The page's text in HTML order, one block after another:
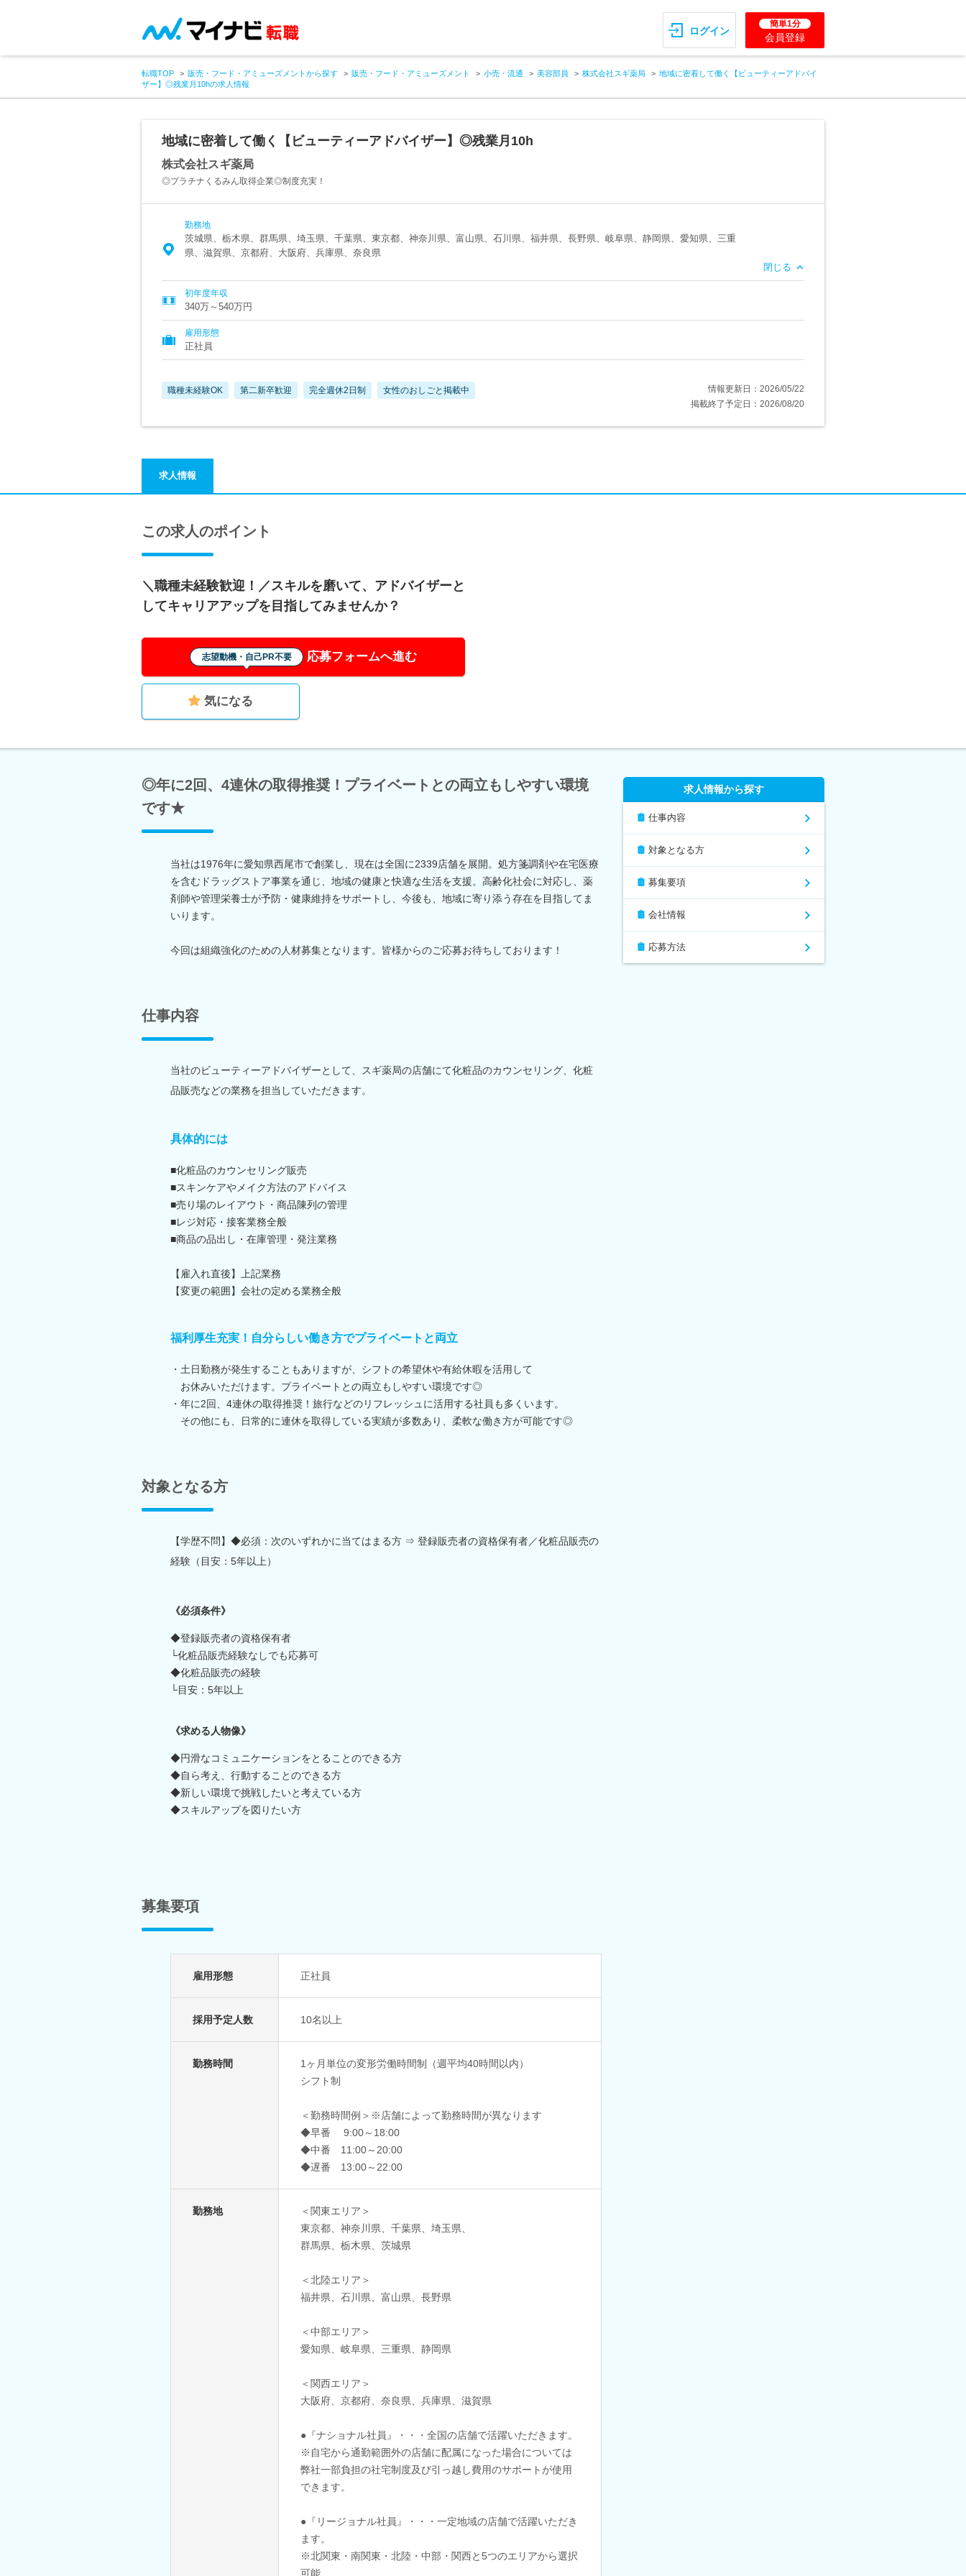
ログイン
簡単1分
会員登録
転職TOP 販売・フード・アミューズメントから探す 販売・フード・アミューズメント 小売・流通 美容部員 株式会社スギ薬局
地域に密着して働く【ビューティーアドバイ
ザー】◎残業月10hの求人情報
地域に密着して働く【ビューティーアドバイザー】◎残業月10h
株式会社スギ薬局
◎プラチナくるみん取得企業◎制度充実！
勤務地
茨城県、栃木県、群馬県、埼玉県、千葉県、東京都、神奈川県、富山県、石川県、福井県、長野県、岐阜県、静岡県、愛知県、三重
県、滋賀県、京都府、大阪府、兵庫県、奈良県
閉じる
初年度年収
340万～540万円
雇用形態
正社員
職種未経験OK 第二新卒歓迎 完全週休2日制 女性のおしごと掲載中
情報更新日：2026/05/22
掲載終了予定日：2026/08/20
求人情報
この求人のポイント
＼職種未経験歓迎！／スキルを磨いて、アドバイザーと
してキャリアアップを目指してみませんか？
志望動機・自己PR不要 応募フォームへ進む
気になる
◎年に2回、4連休の取得推奨！プライベートとの両立もしやすい環境
です★
当社は1976年に愛知県西尾市で創業し、現在は全国に2339店舗を展開。処方箋調剤や在宅医療
を含むドラッグストア事業を通じ、地域の健康と快適な生活を支援。高齢化社会に対応し、薬
剤師や管理栄養士が予防・健康維持をサポートし、今後も、地域に寄り添う存在を目指してま
いります。
今回は組織強化のための人材募集となります。皆様からのご応募お待ちしております！
仕事内容
当社のビューティーアドバイザーとして、スギ薬局の店舗にて化粧品のカウンセリング、化粧
品販売などの業務を担当していただきます。
具体的には
■化粧品のカウンセリング販売
■スキンケアやメイク方法のアドバイス
■売り場のレイアウト・商品陳列の管理
■レジ対応・接客業務全般
■商品の品出し・在庫管理・発注業務
【雇入れ直後】上記業務
【変更の範囲】会社の定める業務全般
福利厚生充実！自分らしい働き方でプライベートと両立
・土日勤務が発生することもありますが、シフトの希望休や有給休暇を活用して
お休みいただけます。プライベートとの両立もしやすい環境です◎
・年に2回、4連休の取得推奨！旅行などのリフレッシュに活用する社員も多くいます。
その他にも、日常的に連休を取得している実績が多数あり、柔軟な働き方が可能です◎
対象となる方
【学歴不問】◆必須：次のいずれかに当てはまる方 ⇒ 登録販売者の資格保有者／化粧品販売の
経験（目安：5年以上）
《必須条件》
◆登録販売者の資格保有者
└化粧品販売経験なしでも応募可
◆化粧品販売の経験
└目安：5年以上
《求める人物像》
◆円滑なコミュニケーションをとることのできる方
◆自ら考え、行動することのできる方
◆新しい環境で挑戦したいと考えている方
◆スキルアップを図りたい方
募集要項
雇用形態 正社員
採用予定人数 10名以上
勤務時間
1ヶ月単位の変形労働時間制（週平均40時間以内）
シフト制
＜勤務時間例＞※店舗によって勤務時間が異なります
◆早番 9:00～18:00
◆中番 11:00～20:00
◆遅番 13:00～22:00
勤務地
＜関東エリア＞
東京都、神奈川県、千葉県、埼玉県、
群馬県、栃木県、茨城県
＜北陸エリア＞
福井県、石川県、富山県、長野県
＜中部エリア＞
愛知県、岐阜県、三重県、静岡県
＜関西エリア＞
大阪府、京都府、奈良県、兵庫県、滋賀県
●『ナショナル社員』・・・全国の店舗で活躍いただきます。
※自宅から通勤範囲外の店舗に配属になった場合については
弊社一部負担の社宅制度及び引っ越し費用のサポートが使用
できます。
●『リージョナル社員』・・・一定地域の店舗で活躍いただき
ます。
※北関東・南関東・北陸・中部・関西と5つのエリアから選択
可能
求人情報から探す
仕事内容
対象となる方
募集要項
会社情報
応募方法